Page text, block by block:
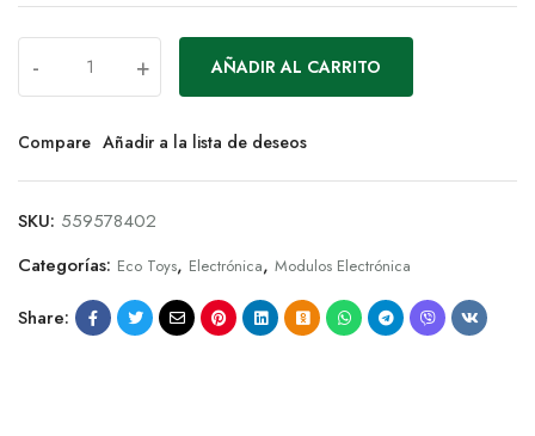
- + AÑADIR AL CARRITO
Compare Añadir a la lista de deseos
SKU: 559578402
Categorías: Eco Toys, Electrónica, Modulos Electrónica
Share: